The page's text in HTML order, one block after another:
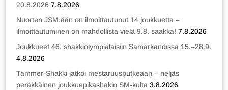
20.8.2026 7.8.2026
Nuorten JSM:ään on ilmoittautunut 14 joukkuetta –
ilmoittautuminen on mahdollista vielä 9.8. saakka! 7.8.2026
Joukkueet 46. shakkiolympialaisiin Samarkandissa 15.–28.9.
4.8.2026
Tammer-Shakki jatkoi mestaruusputkeaan – neljäs
peräkkäinen joukkuepikashakin SM-kulta 3.8.2026